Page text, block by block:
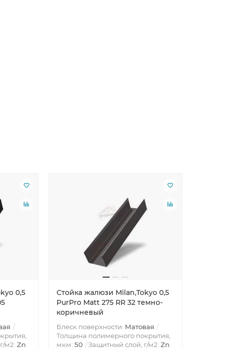
0,5
м2: Zn
Стойка жалюзи Milan,Tokyo 0,5
PurPro Matt 275 RR 32 темно-
коричневый
Блеск поверхности: Матовая
Толщина полимерного покрытия,
мкм: 50 Защитный слой, г/м2: Zn